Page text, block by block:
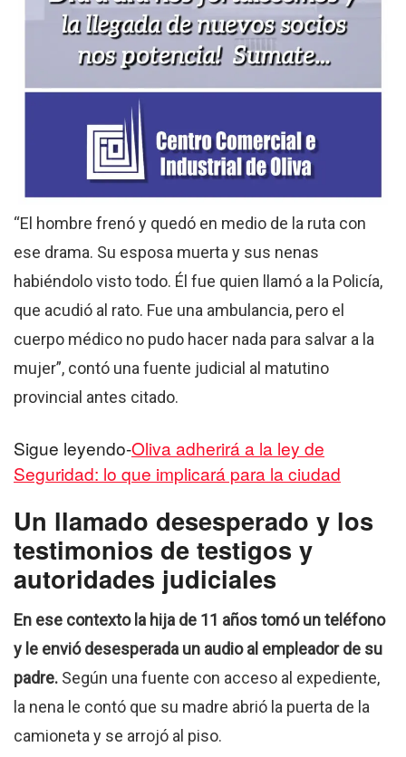
“El hombre frenó y quedó en medio de la ruta con
ese drama. Su esposa muerta y sus nenas
habiéndolo visto todo. Él fue quien llamó a la Policía,
que acudió al rato. Fue una ambulancia, pero el
cuerpo médico no pudo hacer nada para salvar a la
mujer”, contó una fuente judicial al matutino
provincial antes citado.
Sigue leyendo-Oliva adherirá a la ley de
Seguridad: lo que implicará para la ciudad
Un llamado desesperado y los
testimonios de testigos y
autoridades judiciales
En ese contexto la hija de 11 años tomó un teléfono
y le envió desesperada un audio al empleador de su
padre. Según una fuente con acceso al expediente,
la nena le contó que su madre abrió la puerta de la
camioneta y se arrojó al piso.